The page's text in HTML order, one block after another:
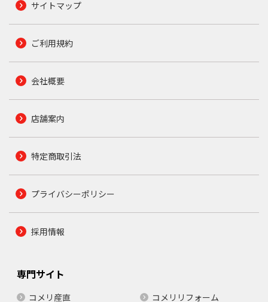
サイトマップ
ご利用規約
会社概要
店舗案内
特定商取引法
プライバシーポリシー
採用情報
専門サイト
コメリ産直 コメリリフォーム